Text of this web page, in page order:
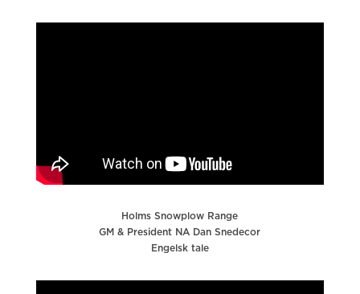
Holms Snowplow Range
GM & President NA Dan Snedecor
Engelsk tale